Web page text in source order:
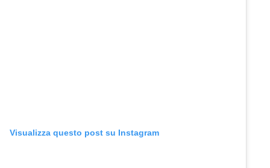
Visualizza questo post su Instagram